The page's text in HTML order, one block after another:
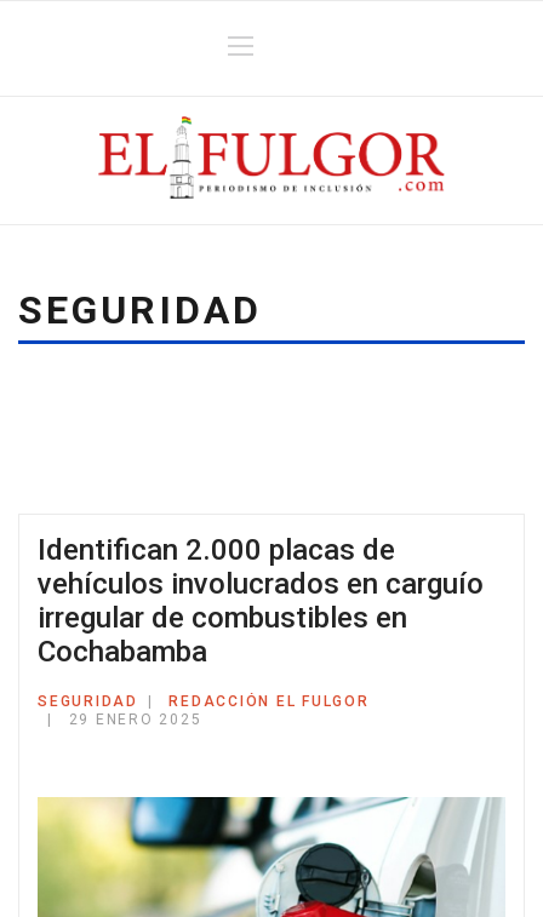
SEGURIDAD
Identifican 2.000 placas de
vehículos involucrados en carguío
irregular de combustibles en
Cochabamba
SEGURIDAD
REDACCIÓN EL FULGOR
29 ENERO 2025